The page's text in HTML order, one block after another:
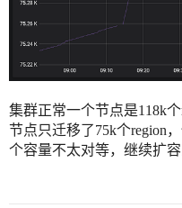
集群正常一个节点是118k
节点只迁移了75k个region
个容量不太对等，继续扩